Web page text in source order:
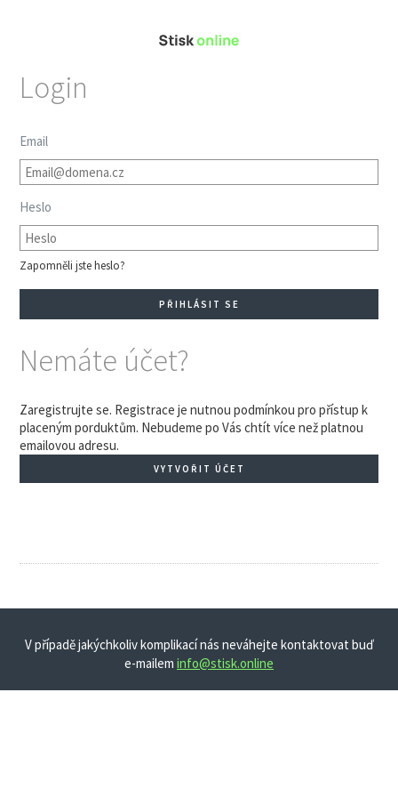
Login
Email
Heslo
Zapomněli jste heslo?
Nemáte účet?
Zaregistrujte se. Registrace je nutnou podmínkou pro přístup k
placeným porduktům. Nebudeme po Vás chtít více než platnou
emailovou adresu.
VYTVOŘIT ÚČET
V případě jakýchkoliv komplikací nás neváhejte kontaktovat buď
e-mailem info@stisk.online